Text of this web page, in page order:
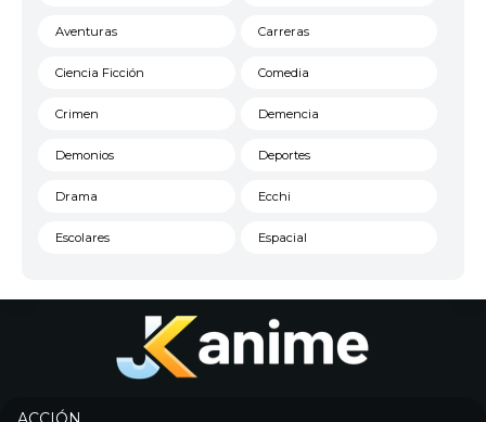
Aventuras Carreras
Ciencia Ficción Comedia
Crimen Demencia
Demonios Deportes
Drama Ecchi
Escolares Espacial
Historico
Josei